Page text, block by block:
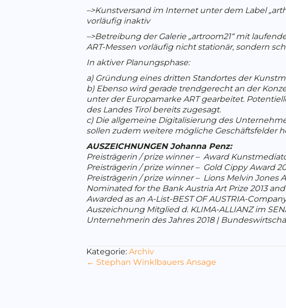
–>Kunstversand im Internet unter dem Label
vorläufig inaktiv
–>Betreibung der Galerie „artroom21“ mit
ART-Messen vorläufig nicht stationär, sondern
In aktiver Planungsphase:
a) Gründung eines dritten Standortes der
b) Ebenso wird gerade trendgerecht an der
unter der Europamarke ART gearbeitet.
des Landes Tirol bereits zugesagt.
c) Die allgemeine Digitalisierung des
sollen zudem weitere mögliche Geschäftsfelder
AUSZEICHNUNGEN Johanna Penz:
Preisträgerin / prize winner – Award
Preisträgerin / prize winner – Gold Cippy Award
Preisträgerin / prize winner – Lions Melvin Jones
Nominated for the Bank Austria Art Prize 2013 and
Awarded as an A-List-BEST OF AUSTRIA-
Auszeichnung Mitglied d. KLIMA-ALLIANZ im
Unternehmerin des Jahres 2018 |
Kategorie: Archiv
Posts
← Stephan Winklbauers Ansage